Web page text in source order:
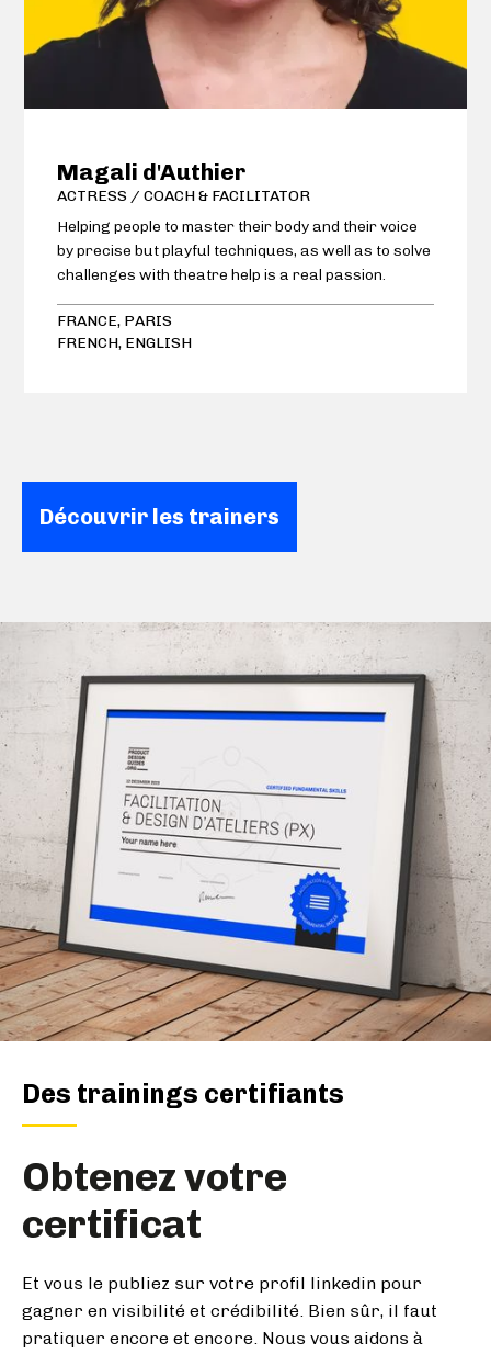
Magali d'Authier
ACTRESS / COACH & FACILITATOR
Helping people to master their body and their voice
by precise but playful techniques, as well as to solve
challenges with theatre help is a real passion.
workshops.
I coach individuals & teams to prepare their pitch,
FRANCE, PARIS
FRENCH, ENGLISH
Découvrir les trainers
Des trainings certifiants
Obtenez votre
certificat
Et vous le publiez sur votre profil linkedin pour
gagner en visibilité et crédibilité. Bien sûr, il faut
pratiquer encore et encore. Nous vous aidons à